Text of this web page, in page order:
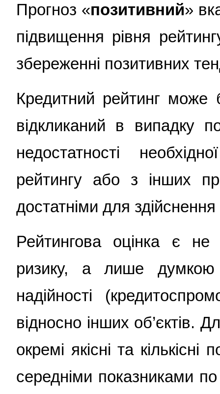
Прогноз «позитивний»
підвищення рівня
збереженні позитивних
Кредитний рейтинг може
відкликаний в випадку
недостатності
рейтингу або з інших
достатніми для здійснення
Рейтингова оцінка є
ризику, а лише думкою
надійності
відносно інших об’єктів.
окремі якісні та
середніми показниками по